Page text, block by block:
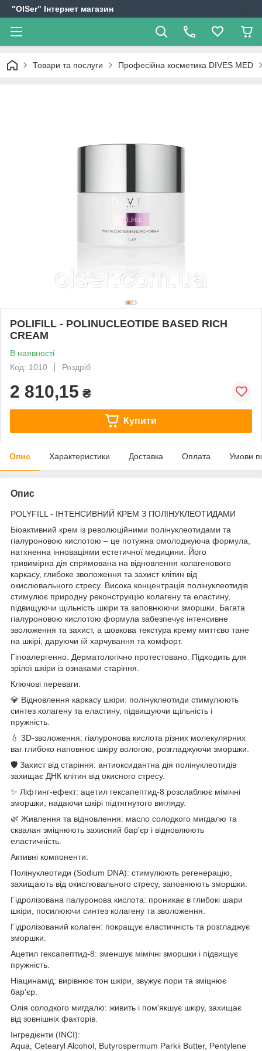
"OlSer" Інтернет магазин
Товари та послуги Професійна косметика DIVES MED
POLIFILL - POLINUCLEOTIDE BASED RICH
CREAM
В наявності
Код: 1010
Роздріб
2 810,15 ₴
Купити
Опис Характеристики Доставка Оплата Умови
Опис
POLYFILL - ІНТЕНСИВНИЙ КРЕМ З ПОЛІНУКЛЕОТИДАМИ
Біоактивний крем із революційними полінуклеотидами та
гіалуроновою кислотою – це потужна омолоджуюча формула,
натхненна інноваціями естетичної медицини. Його
тривимірна дія спрямована на відновлення колагенового
каркасу, глибоке зволоження та захист клітин від
окислювального стресу. Висока концентрація полінуклеотидів
стимулює природну реконструкцію колагену та еластину,
підвищуючи щільність шкіри та заповнюючи зморшки. Багата
гіалуроновою кислотою формула забезпечує інтенсивне
зволоження та захист, а шовкова текстура крему миттєво тане
на шкірі, даруючи їй харчування та комфорт.
Гіпоалергенно. Дерматологічно протестовано. Підходить для
зрілої шкіри із ознаками старіння.
Ключові переваги:
💎 Відновлення каркасу шкіри: полінуклеотиди стимулюють
синтез колагену та еластину, підвищуючи щільність і
пружність.
💧 3D-зволоження: гіалуронова кислота різних молекулярних
ваг глибоко наповнює шкіру вологою, розгладжуючи зморшки.
🛡️ Захист від старіння: антиоксидантна дія полінуклеотидів
захищає ДНК клітин від окисного стресу.
✨ Ліфтинг-ефект: ацетил гексапептид-8 розслаблює мімічні
зморшки, надаючи шкірі підтягнутого вигляду.
🌿 Живлення та відновлення: масло солодкого мигдалю та
сквалан зміцнюють захисний бар'єр і відновлюють
еластичність.
Активні компоненти:
Полінуклеотиди (Sodium DNA): стимулюють регенерацію,
захищають від окислювального стресу, заповнюють зморшки.
Гідролізована гіалуронова кислота: проникає в глибокі шари
шкіри, посилюючи синтез колагену та зволоження.
Гідролізований колаген: покращує еластичність та розгладжує
зморшки.
Ацетил гексапептид-8: зменшує мімічні зморшки і підвищує
пружність.
Ніацинамід: вирівнює тон шкіри, звужує пори та зміцнює
бар'єр.
Олія солодкого мигдалю: живить і пом'якшує шкіру, захищає
від зовнішніх факторів.
Інгредієнти (INCI):
Aqua, Cetearyl Alcohol, Butyrospermum Parkii Butter, Pentylene